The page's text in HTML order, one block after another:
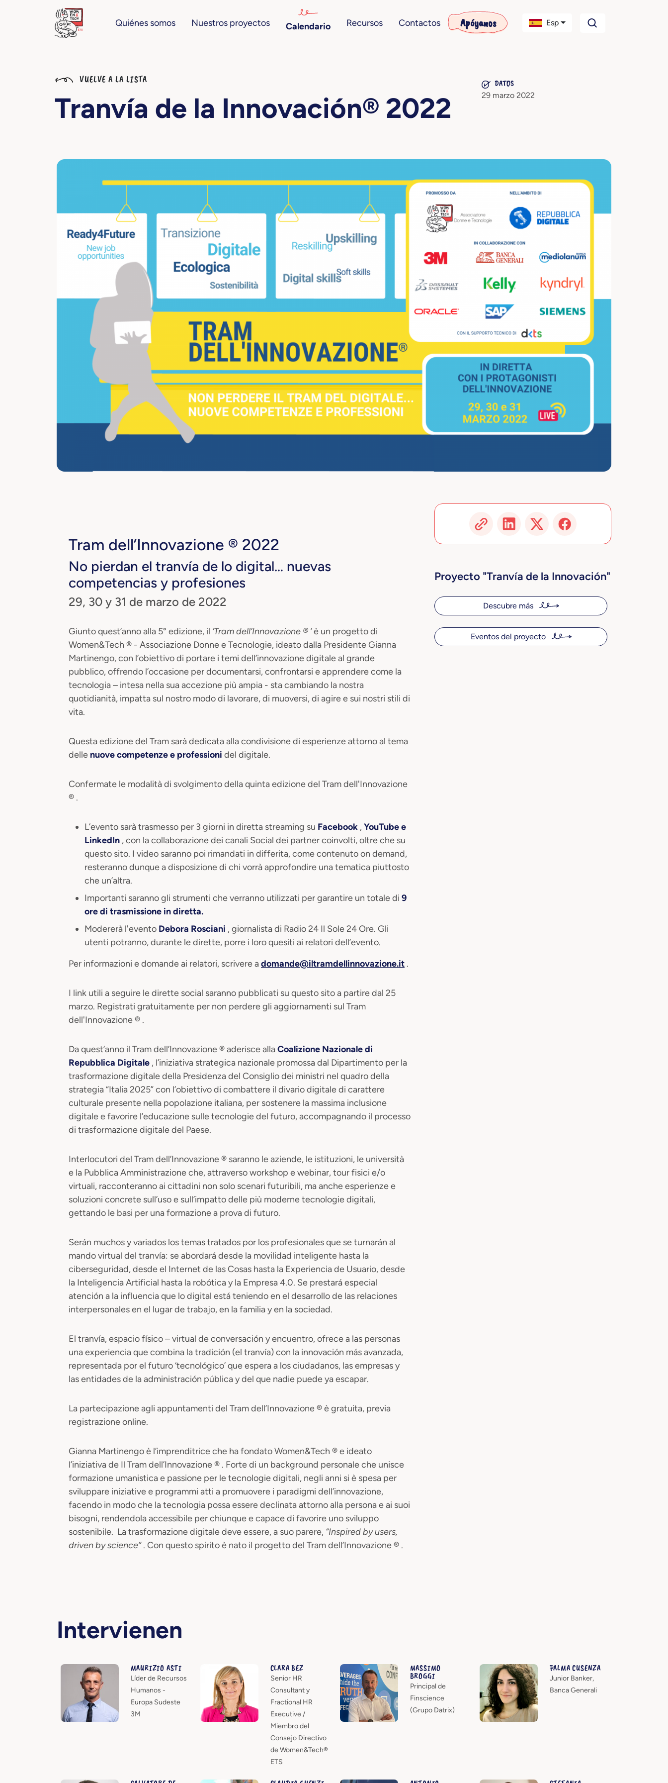
Quiénes somos Nuestros proyectos Calendario Recursos Contactos Apóyanos Esp
VUELVE A LA LISTA
Tranvía de la Innovación® 2022
DATOS
29 marzo 2022
Tram dell’Innovazione ® 2022
No pierdan el tranvía de lo digital… nuevas
competencias y profesiones
29, 30 y 31 de marzo de 2022
Giunto quest’anno alla 5° edizione, il ‘Tram dell’Innovazione ® ’è un progetto di
Women&Tech ® - Associazione Donne e Tecnologie, ideato dalla Presidente Gianna
Martinengo, con l’obiettivo di portare i temi dell’innovazione digitale al grande
pubblico, offrendo l’occasione per documentarsi, confrontarsi e apprendere come la
tecnologia – intesa nella sua accezione più ampia - sta cambiando la nostra
quotidianità, impatta sul nostro modo di lavorare, di muoversi, di agire e sui nostri stili di
vita.
Questa edizione del Tram sarà dedicata alla condivisione di esperienze attorno al tema
delle nuove competenze e professioni del digitale.
Confermate le modalità di svolgimento della quinta edizione del Tram dell'Innovazione
® .
L’evento sarà trasmesso per 3 giorni in diretta streaming su Facebook ,YouTube e
LinkedIn , con la collaborazione dei canali Social dei partner coinvolti, oltre che su
questo sito. I video saranno poi rimandati in differita, come contenuto on demand,
resteranno dunque a disposizione di chi vorrà approfondire una tematica piuttosto
che un’altra.
Importanti saranno gli strumenti che verranno utilizzati per garantire un totale di 9
ore di trasmissione in diretta.
Modererà l'evento Debora Rosciani , giornalista di Radio 24 Il Sole 24 Ore. Gli
utenti potranno, durante le dirette, porre i loro quesiti ai relatori dell’evento.
Per informazioni e domande ai relatori, scrivere adomande@iltramdellinnovazione.it .
I link utili a seguire le dirette social saranno pubblicati su questo sito a partire dal 25
marzo. Registrati gratuitamente per non perdere gli aggiornamenti sul Tram
dell'Innovazione ® .
Da quest’anno il Tram dell’Innovazione ® aderisce allaCoalizione Nazionale di
Repubblica Digitale , l’iniziativa strategica nazionale promossa dal Dipartimento per la
trasformazione digitale della Presidenza del Consiglio dei ministri nel quadro della
strategia “Italia 2025” con l’obiettivo di combattere il divario digitale di carattere
culturale presente nella popolazione italiana, per sostenere la massima inclusione
digitale e favorire l’educazione sulle tecnologie del futuro, accompagnando il processo
di trasformazione digitale del Paese.
Interlocutori del Tram dell’Innovazione ® saranno le aziende, le istituzioni, le università
e la Pubblica Amministrazione che, attraverso workshop e webinar, tour fisici e/o
virtuali, racconteranno ai cittadini non solo scenari futuribili, ma anche esperienze e
soluzioni concrete sull’uso e sull’impatto delle più moderne tecnologie digitali,
gettando le basi per una formazione a prova di futuro.
Serán muchos y variados los temas tratados por los profesionales que se turnarán al
mando virtual del tranvía: se abordará desde la movilidad inteligente hasta la
ciberseguridad, desde el Internet de las Cosas hasta la Experiencia de Usuario, desde
la Inteligencia Artificial hasta la robótica y la Empresa 4.0. Se prestará especial
atención a la influencia que lo digital está teniendo en el desarrollo de las relaciones
interpersonales en el lugar de trabajo, en la familia y en la sociedad.
El tranvía, espacio físico – virtual de conversación y encuentro, ofrece a las personas
una experiencia que combina la tradición (el tranvía) con la innovación más avanzada,
representada por el futuro ‘tecnológico’ que espera a los ciudadanos, las empresas y
las entidades de la administración pública y del que nadie puede ya escapar.
La partecipazione agli appuntamenti del Tram dell’Innovazione ® è gratuita, previa
registrazione online.
Gianna Martinengo è l’imprenditrice che ha fondato Women&Tech ® e ideato
l’iniziativa de Il Tram dell’Innovazione ® . Forte di un background personale che unisce
formazione umanistica e passione per le tecnologie digitali, negli anni si è spesa per
sviluppare iniziative e programmi atti a promuovere i paradigmi dell’innovazione,
facendo in modo che la tecnologia possa essere declinata attorno alla persona e ai suoi
bisogni, rendendola accessibile per chiunque e capace di favorire uno sviluppo
sostenibile. La trasformazione digitale deve essere, a suo parere, “Inspired by users,
driven by science”. Con questo spirito è nato il progetto del Tram dell’Innovazione ® .
Proyecto "Tranvía de la Innovación"
Descubre más
Eventos del proyecto
Intervienen
MAURIZIO ASTI
Líder de Recursos
Humanos -
Europa Sudeste
3M
CLARA BEZ
Senior HR
Consultant y
Fractional HR
Executive /
Miembro del
Consejo Directivo
de Women&Tech®
ETS
MASSIMO
BROGGI
Principal de
Finscience
(Grupo Datrix)
PALMA CUSENZA
Junior Banker,
Banca Generali